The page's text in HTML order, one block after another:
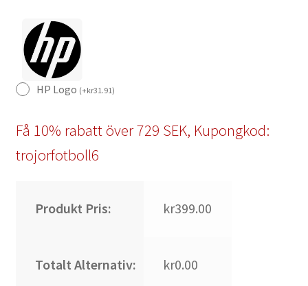
HP Logo (+kr31.91)
Få 10% rabatt över 729 SEK, Kupongkod:
trojorfotboll6
Produkt Pris: kr399.00
Totalt Alternativ: kr0.00